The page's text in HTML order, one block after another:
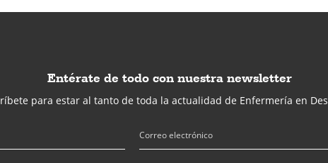
Entérate de todo con nuestra newsletter
para estar al tanto de toda la actualidad de Enfermería en